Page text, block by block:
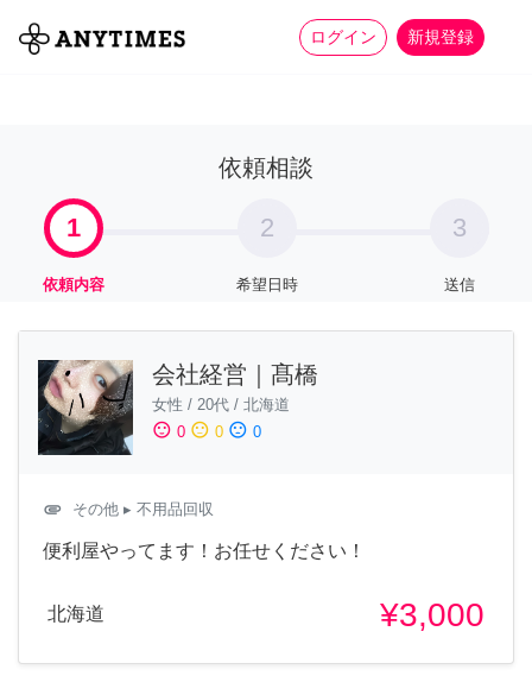
ログイン 新規登録
全て 家事 more_horiz
依頼相談
1
依頼内容
2
希望日時
3
送信
会社経営｜髙橋
女性 / 20代 / 北海道
sentiment_satisfied 0 sentiment_neutral 0 sentiment_dissatisfied 0
attachment その他 ▸ 不用品回収
便利屋やってます！お任せください！
北海道 ¥3,000